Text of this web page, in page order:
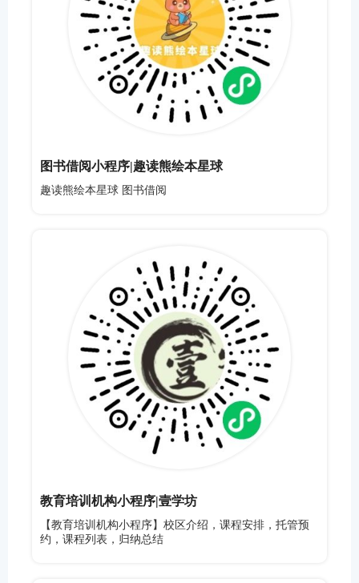
图书借阅小程序|趣读熊绘本星球
趣读熊绘本星球 图书借阅
教育培训机构小程序|壹学坊
【教育培训机构小程序】校区介绍，课程安排，托管预
约，课程列表，归纳总结